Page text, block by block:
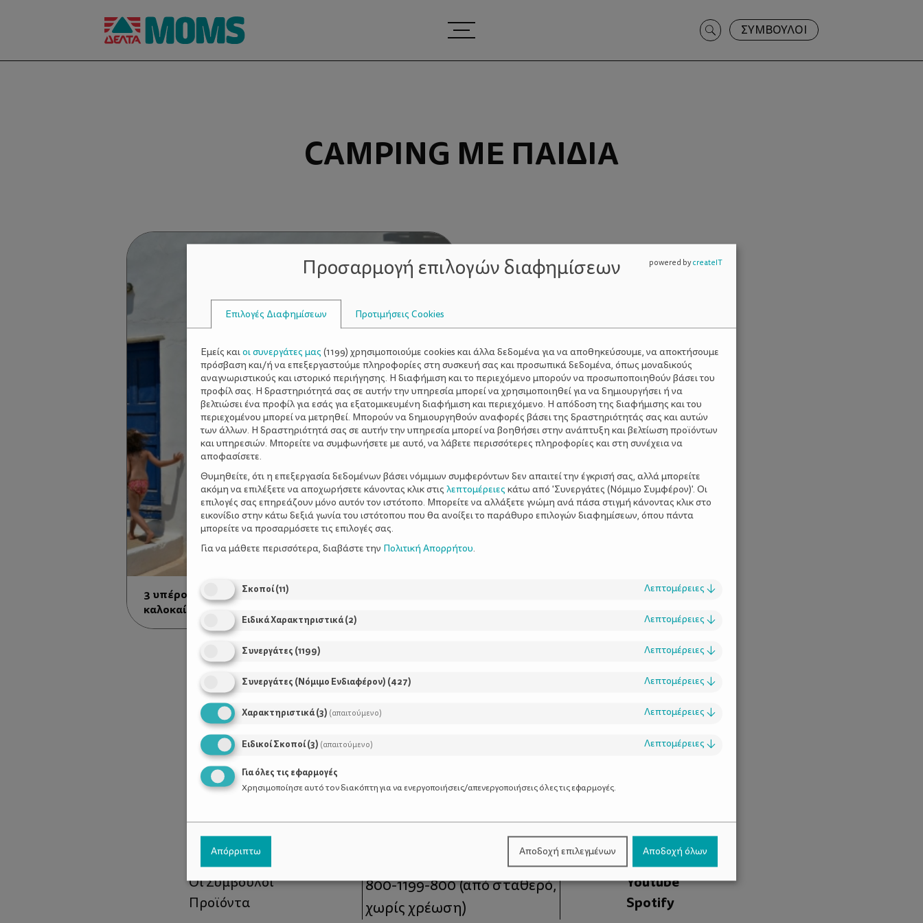
Search
for:
ΣΥΜΒΟΥΛΟΙ
CAMPING ΜΕ ΠΑΙΔΙΆ
3 υπέροχοι οικογενειακοί προορισμοί για το
καλοκαίρι!
Χρήσιμοι Σύνδεσμοι
Τι είναι το ΔΕΛΤΑ moms
Οι Σύμβουλοι
Προϊόντα
Τηλέφωνο Επικοινωνίας:
800-1199-800(από σταθερό,
χωρίς χρέωση)
Facebook
Instagram
Youtube
Spotify
Προσαρμογή επιλογών διαφημίσεων
Επιλογές Διαφημίσεων Προτιμήσεις Cookies
Εμείς καιοι συνεργάτες μας (1199) χρησιμοποιούμε cookies και άλλα δεδομένα για να αποθηκεύσουμε, να αποκτήσουμε
πρόσβαση και/ή να επεξεργαστούμε πληροφορίες στη συσκευή σας και προσωπικά δεδομένα, όπως μοναδικούς
αναγνωριστικούς και ιστορικό περιήγησης. Η διαφήμιση και το περιεχόμενο μπορούν να προσωποποιηθούν βάσει του
προφίλ σας. Η δραστηριότητά σας σε αυτήν την υπηρεσία μπορεί να χρησιμοποιηθεί για να δημιουργήσει ή να
βελτιώσει ένα προφίλ για εσάς για εξατομικευμένη διαφήμιση και περιεχόμενο. Η απόδοση της διαφήμισης και του
περιεχομένου μπορεί να μετρηθεί. Μπορούν να δημιουργηθούν αναφορές βάσει της δραστηριότητάς σας και αυτών
των άλλων. Η δραστηριότητά σας σε αυτήν την υπηρεσία μπορεί να βοηθήσει στην ανάπτυξη και βελτίωση προϊόντων
και υπηρεσιών. Μπορείτε να συμφωνήσετε με αυτό, να λάβετε περισσότερες πληροφορίες και στη συνέχεια να
αποφασίσετε.
Θυμηθείτε, ότι η επεξεργασία δεδομένων βάσει νόμιμων συμφερόντων δεν απαιτεί την έγκρισή σας, αλλά μπορείτε
ακόμη να επιλέξετε να αποχωρήσετε κάνοντας κλικ στις λεπτομέρειες κάτω από 'Συνεργάτες (Νόμιμο Συμφέρον)'. Οι
επιλογές σας επηρεάζουν μόνο αυτόν τον ιστότοπο. Μπορείτε να αλλάξετε γνώμη ανά πάσα στιγμή κάνοντας κλικ στο
εικονίδιο στην κάτω δεξιά γωνία του ιστότοπου που θα ανοίξει το παράθυρο επιλογών διαφημίσεων, όπου πάντα
μπορείτε να προσαρμόσετε τις επιλογές σας.
Για να μάθετε περισσότερα, διαβάστε την Πολιτική Απορρήτου.
Σκοποί(11) Λεπτομέρειες ↓
Ειδικά Χαρακτηριστικά(2) Λεπτομέρειες ↓
Συνεργάτες (1199) Λεπτομέρειες ↓
Συνεργάτες (Νόμιμο Ενδιαφέρον) (427) Λεπτομέρειες ↓
Χαρακτηριστικά(3) (απαιτούμενο) Λεπτομέρειες ↓
Ειδικοί Σκοποί(3) (απαιτούμενο) Λεπτομέρειες ↓
Για όλες τις εφαρμογές
Χρησιμοποίησε αυτό τον διακόπτη για να ενεργοποιήσεις/απενεργοποιήσεις όλες τις εφαρμογές.
Απόρριπτω Αποδοχή επιλεγμένων Αποδοχή όλων
powered bycreateIT